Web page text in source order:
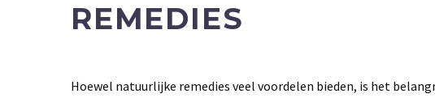
REMEDIES
Hoewel natuurlijke remedies veel voordelen bieden, is het